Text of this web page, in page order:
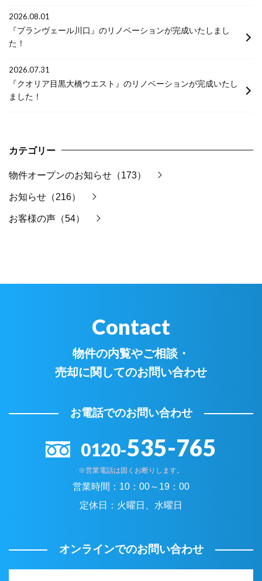
2026.08.01
『プランヴェール川口』のリノベーションが完成いたしまし
た！
2026.07.31
『クオリア目黒大橋ウエスト』のリノベーションが完成いたし
ました！
カテゴリー
物件オープンのお知らせ（173）
お知らせ（216）
お客様の声（54）
Contact
物件の内覧やご相談・
売却に関してのお問い合わせ
お電話でのお問い合わせ
0120-535-765
※営業電話は固くお断りします。
営業時間： 10：00～19：00
定休日： 火曜日、水曜日
オンラインでのお問い合わせ